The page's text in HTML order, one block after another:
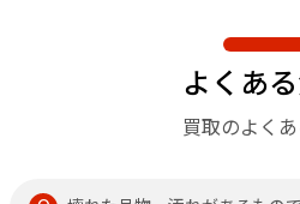
よくあ
買取のよく